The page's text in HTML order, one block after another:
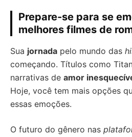
Prepare-se para se
melhores filmes de
Sua jornada pelo mundo das
começando. Títulos como
narrativas de amor
Hoje, você tem mais opções
essas emoções.
O futuro do gênero nas